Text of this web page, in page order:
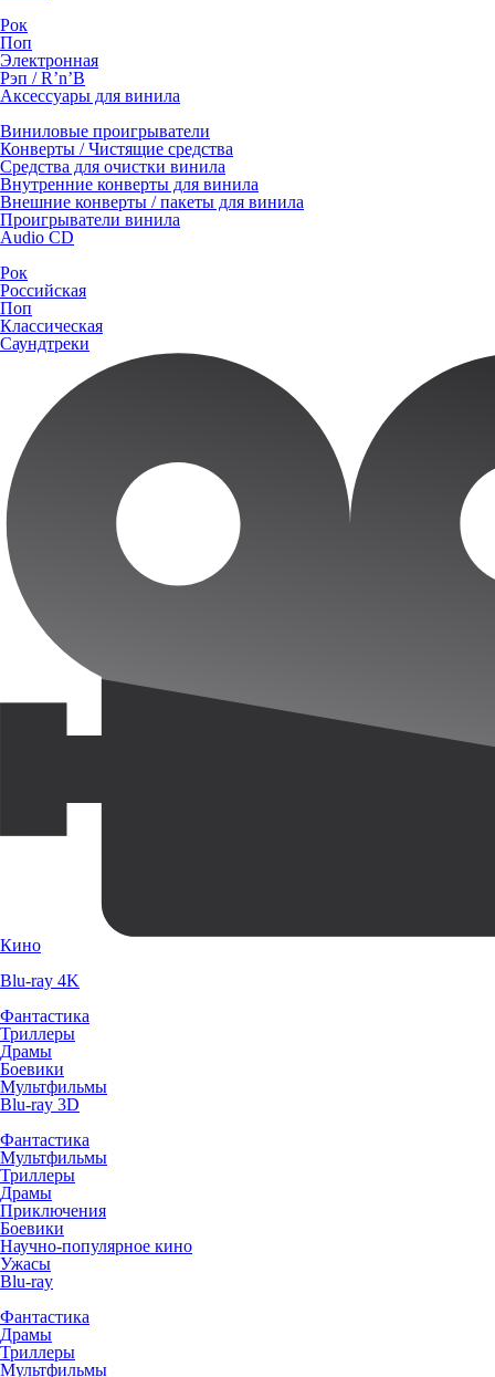
Рок
Поп
Электронная
Рэп / R’n’B
Аксессуары для винила
Виниловые проигрыватели
Конверты / Чистящие средства
Средства для очистки винила
Внутренние конверты для винила
Внешние конверты / пакеты для винила
Проигрыватели винила
Audio CD
Рок
Российская
Поп
Классическая
Саундтреки
Кино
Blu-ray 4K
Фантастика
Триллеры
Драмы
Боевики
Мультфильмы
Blu-ray 3D
Фантастика
Мультфильмы
Триллеры
Драмы
Приключения
Боевики
Научно-популярное кино
Ужасы
Blu-ray
Фантастика
Драмы
Триллеры
Мультфильмы